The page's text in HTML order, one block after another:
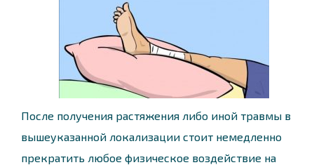
После получения растяжения либо иной травмы в
вышеуказанной локализации стоит немедленно
прекратить любое физическое воздействие на